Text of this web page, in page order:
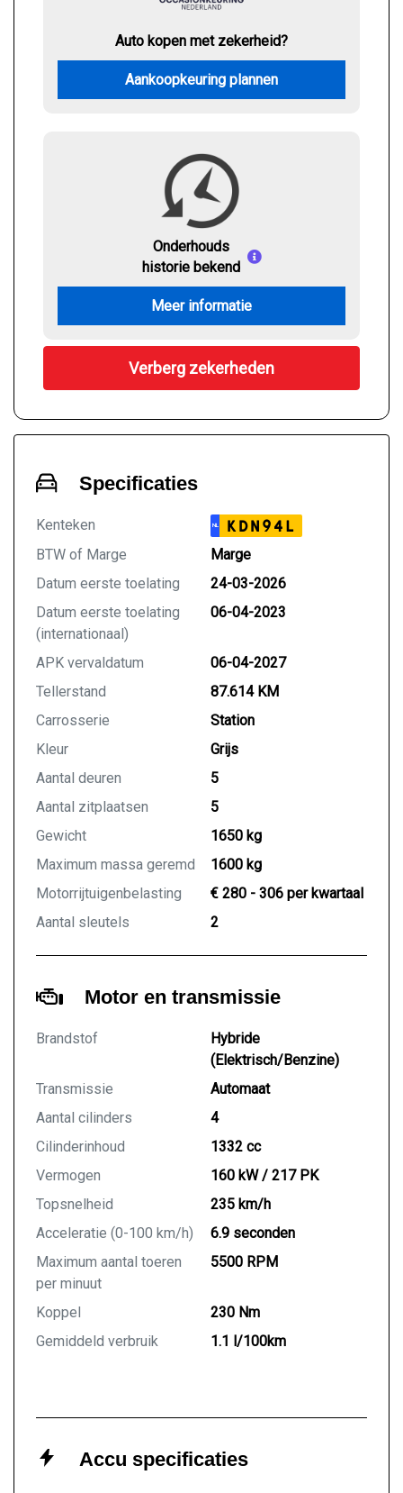
Auto kopen met zekerheid?
Aankoopkeuring plannen
Onderhouds
historie bekend
Meer informatie
Verberg zekerheden
Specificaties
Kenteken NL KDN94L
BTW of Marge
Marge
Datum eerste toelating
24-03-2026
Datum eerste toelating
(internationaal)
06-04-2023
APK vervaldatum
06-04-2027
Tellerstand
87.614 KM
Carrosserie
Station
Kleur
Grijs
Aantal deuren
5
Aantal zitplaatsen
5
Gewicht
1650 kg
Maximum massa geremd
1600 kg
Motorrijtuigenbelasting
€ 280 - 306 per kwartaal
Aantal sleutels
2
Motor en transmissie
Brandstof
Hybride
(Elektrisch/Benzine)
Transmissie
Automaat
Aantal cilinders
4
Cilinderinhoud
1332 cc
Vermogen
160 kW / 217 PK
Topsnelheid
235 km/h
Acceleratie (0-100 km/h)
6.9 seconden
Maximum aantal toeren
per minuut
5500 RPM
Koppel
230 Nm
Gemiddeld verbruik
1.1 l/100km
Accu specificaties